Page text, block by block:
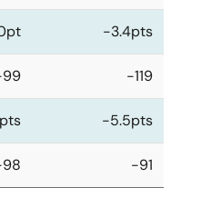
-3.4pts
-119
-5.5pts
-91